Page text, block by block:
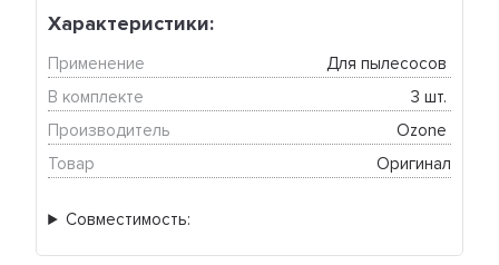
Совместимость:
Характеристики:
Применение
Для пылесосов
В комплекте
3 шт.
Производитель
Ozone
Товар
Оригинал